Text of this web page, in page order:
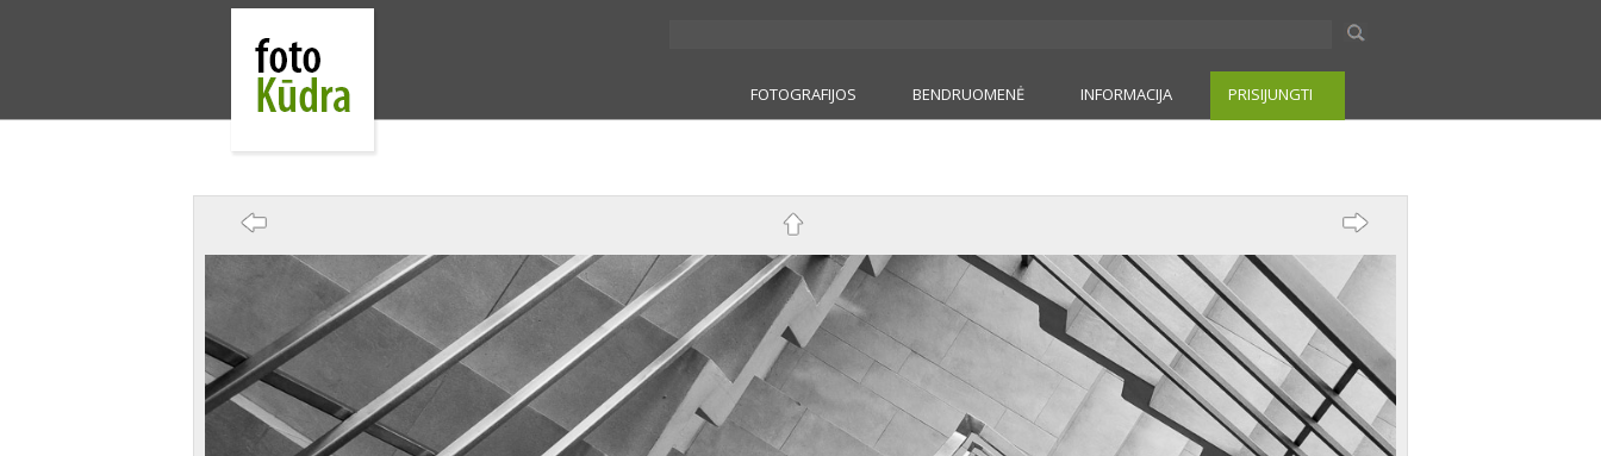
FOTOGRAFIJOS BENDRUOMENĖ INFORMACIJA PRISIJUNGTI